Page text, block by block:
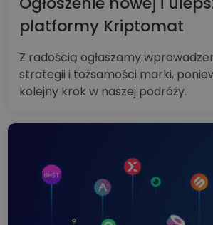
platformy Kriptomat
Z radością ogłaszamy
strategii i tożsamości marki,
kolejny krok w naszej podróży.